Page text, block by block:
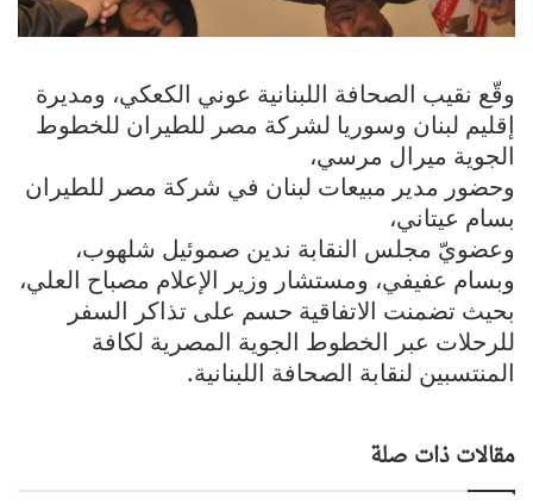
وقّع نقيب الصحافة اللبنانية عوني الكعكي، ومديرة
إقليم لبنان وسوريا لشركة مصر للطيران للخطوط
الجوية ميرال مرسي،
وحضور مدير مبيعات لبنان في شركة مصر للطيران
بسام عيتاني،
وعضويّ مجلس النقابة ندين صموئيل شلهوب،
وبسام عفيفي، ومستشار وزير الإعلام مصباح العلي،
بحيث تضمنت الاتفاقية حسم على تذاكر السفر
للرحلات عبر الخطوط الجوية المصرية لكافة
المنتسبين لنقابة الصحافة اللبنانية.
مقالات ذات صلة